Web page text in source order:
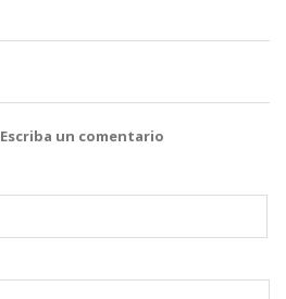
Escriba un comentario